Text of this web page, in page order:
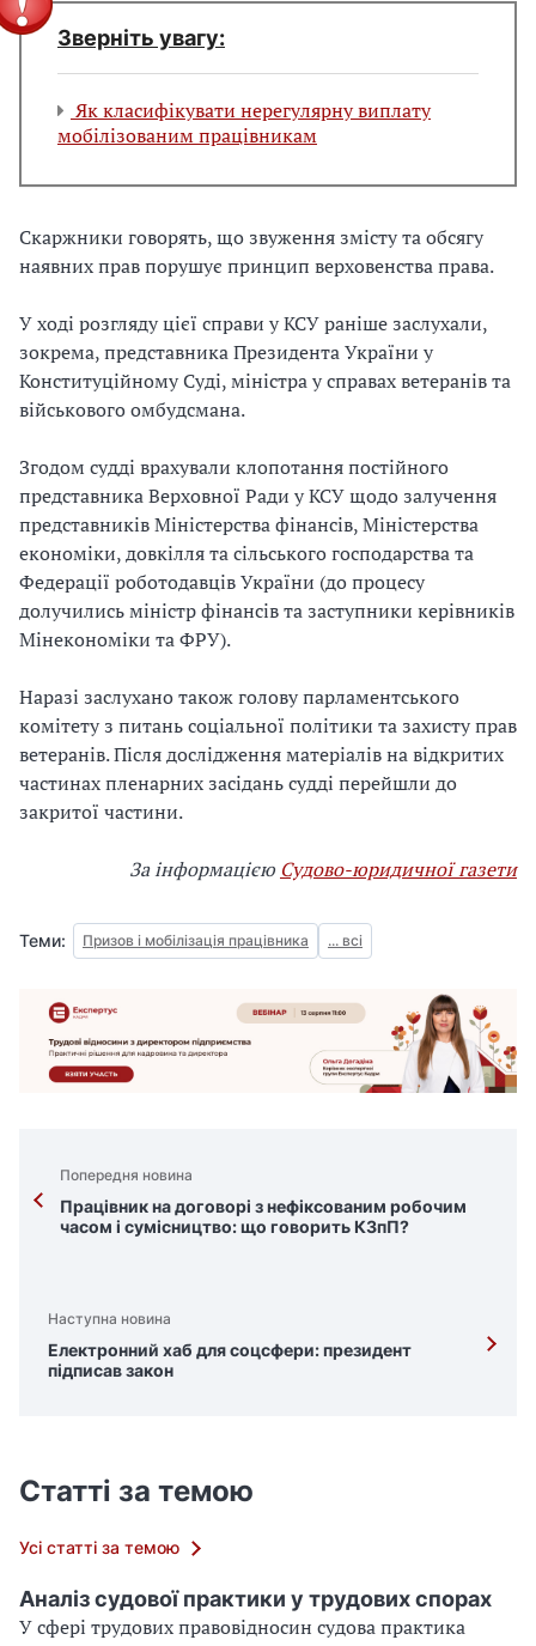
Зверніть увагу:
Як класифікувати нерегулярну виплату
мобілізованим працівникам
Скаржники говорять, що звуження змісту та обсягу
наявних прав порушує принцип верховенства права.
У ході розгляду цієї справи у КСУ раніше заслухали,
зокрема, представника Президента України у
Конституційному Суді, міністра у справах ветеранів та
військового омбудсмана.
Згодом судді врахували клопотання постійного
представника Верховної Ради у КСУ щодо залучення
представників Міністерства фінансів, Міністерства
економіки, довкілля та сільського господарства та
Федерації роботодавців України (до процесу
долучились міністр фінансів та заступники керівників
Мінекономіки та ФРУ).
Наразі заслухано також голову парламентського
комітету з питань соціальної політики та захисту прав
ветеранів. Після дослідження матеріалів на відкритих
частинах пленарних засідань судді перейшли до
закритої частини.
За інформацією Судово-юридичної газети
Теми: Призов і мобілізація працівника ... всі
Попередня новина
Працівник на договорі з нефіксованим робочим
часом і сумісництво: що говорить КЗпП?
Наступна новина
Електронний хаб для соцсфери: президент
підписав закон
Статті за темою
Усі статті за темою
Аналіз судової практики у трудових спорах
У сфері трудових правовідносин судова практика